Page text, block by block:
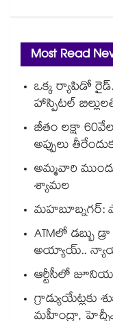
Most Read
ఒక్క ర్యాపిడో
హాస్పిటల్
జీతం లక్షా
అప్పులు
అమ్మవారి
శ్యామల
మహబూబ్నగర్:
ATMలో డబ్బు
అయ్యాయ్..
ఆర్టీసీలో
గ్రాడ్యుయేట్లకు